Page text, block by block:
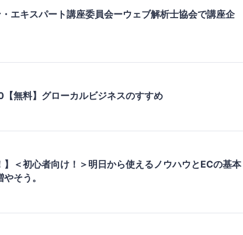
・エキスパート講座委員会ーウェブ解析士協会で講座企
無料】グローカルビジネスのすすめ
】＜初心者向け！＞明日から使えるノウハウとECの基本
そう。